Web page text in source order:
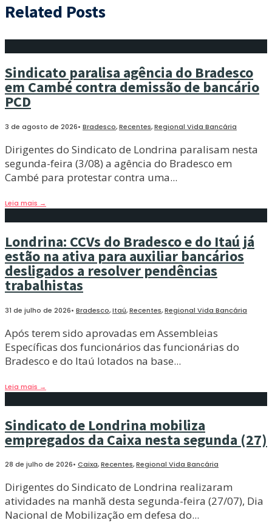
Related Posts
Sindicato paralisa agência do Bradesco
em Cambé contra demissão de bancário
PCD
3 de agosto de 2026• Bradesco,Recentes,Regional Vida Bancária
Dirigentes do Sindicato de Londrina paralisam nesta
segunda-feira (3/08) a agência do Bradesco em
Cambé para protestar contra uma...
Leia mais →
Londrina: CCVs do Bradesco e do Itaú já
estão na ativa para auxiliar bancários
desligados a resolver pendências
trabalhistas
31 de julho de 2026• Bradesco,Itaú,Recentes,Regional Vida Bancária
Após terem sido aprovadas em Assembleias
Específicas dos funcionários das funcionárias do
Bradesco e do Itaú lotados na base...
Leia mais →
Sindicato de Londrina mobiliza
empregados da Caixa nesta segunda (27)
28 de julho de 2026• Caixa,Recentes,Regional Vida Bancária
Dirigentes do Sindicato de Londrina realizaram
atividades na manhã desta segunda-feira (27/07), Dia
Nacional de Mobilização em defesa do...